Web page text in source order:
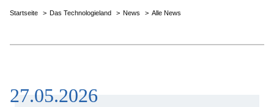
Das Technologieland
Startseite Das Technologieland News Alle News
27.05.2026